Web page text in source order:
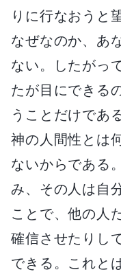
りに行なおうと
なぜなのか、あ
ない。したがっ
たが目にできる
うことだけであ
神の人間性とは
ないからである
み、その人は自
ことで、他の人
確信させたりし
できる。これと